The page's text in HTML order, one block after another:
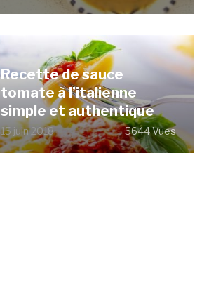
Recette de sauce
tomate à l’italienne
simple et authentique
15 juin 2018 5644 Vues